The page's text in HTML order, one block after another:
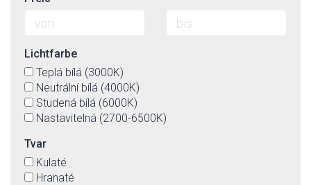
Lichtfarbe
Teplá bílá (3000K)
Neutrální bílá (4000K)
Studená bílá (6000K)
Nastavitelná (2700-6500K)
Tvar
Kulaté
Hranaté